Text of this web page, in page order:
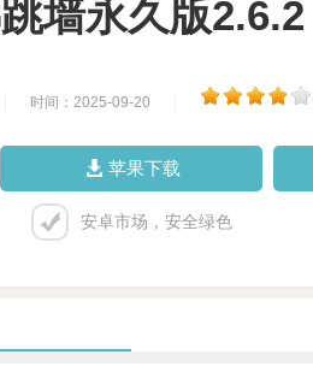
墙永久版2.6.2
时间：2025-09-20
苹果下载
安卓市场，安全绿色